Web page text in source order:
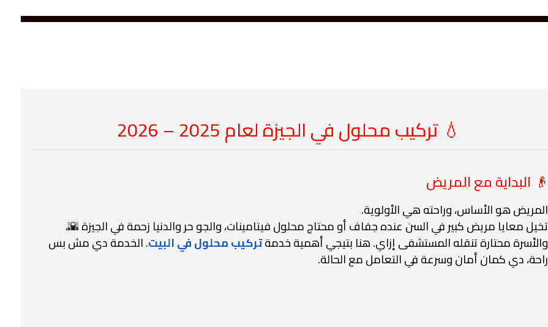
💧 تركيب محلول في الجيزة لعام 2025 – 2026
👴 البداية مع المريض
المريض هو الأساس، وراحته هي الأولوية.
تخيل معايا مريض كبير في السن عنده جفاف أو محتاج محلول فيتامينات، والجو حر والدنيا زحمة في الجيزة 🌇،
والأسرة محتارة تنقله المستشفى إزاي. هنا بتيجي أهمية خدمةتركيب محلول في البيت. الخدمة دي مش بس
راحة، دي كمان أمان وسرعة في التعامل مع الحالة.